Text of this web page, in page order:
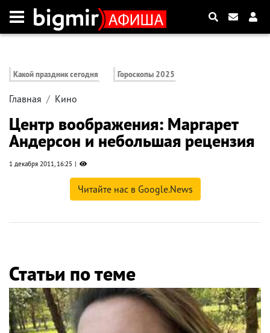
Какой праздник сегодня Гороскопы 2025
Главная Кино
Центр воображения: Маргарет
Андерсон и небольшая рецензия
1 декабря 2011, 16:25
Читайте нас в Google.News
Статьи по теме